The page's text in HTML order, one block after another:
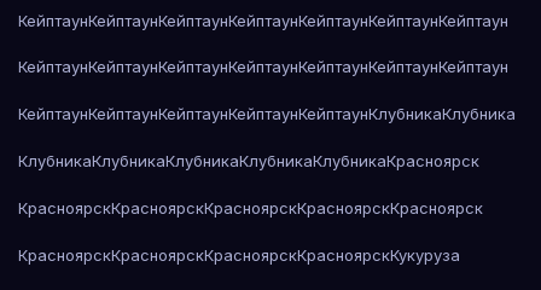
КейптаунКейптаунКейптаунКейптаунКейптаунКейптаунКейптаун
КейптаунКейптаунКейптаунКейптаунКейптаунКейптаунКейптаун
КейптаунКейптаунКейптаунКейптаунКейптаунКлубникаКлубника
КлубникаКлубникаКлубникаКлубникаКлубникаКрасноярск
КрасноярскКрасноярскКрасноярскКрасноярскКрасноярск
КрасноярскКрасноярскКрасноярскКрасноярскКукуруза